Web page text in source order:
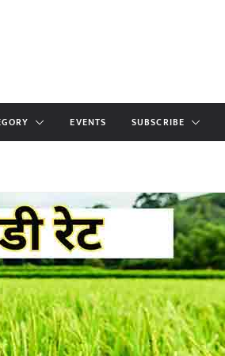
EVENTS SUBSCRIBE